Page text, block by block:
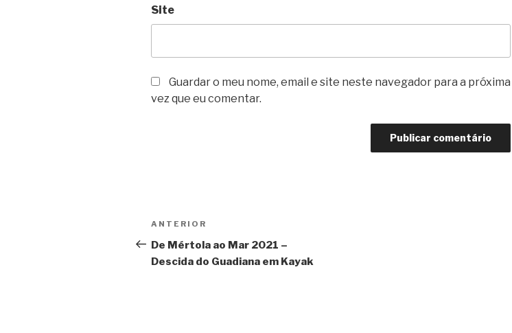
Site
Guardar o meu nome, email e site neste navegador para a próxima
vez que eu comentar.
Navegação
de
artigos
Conteúdo
anterior
ANTERIOR
De Mértola ao Mar 2021 –
Descida do Guadiana em Kayak